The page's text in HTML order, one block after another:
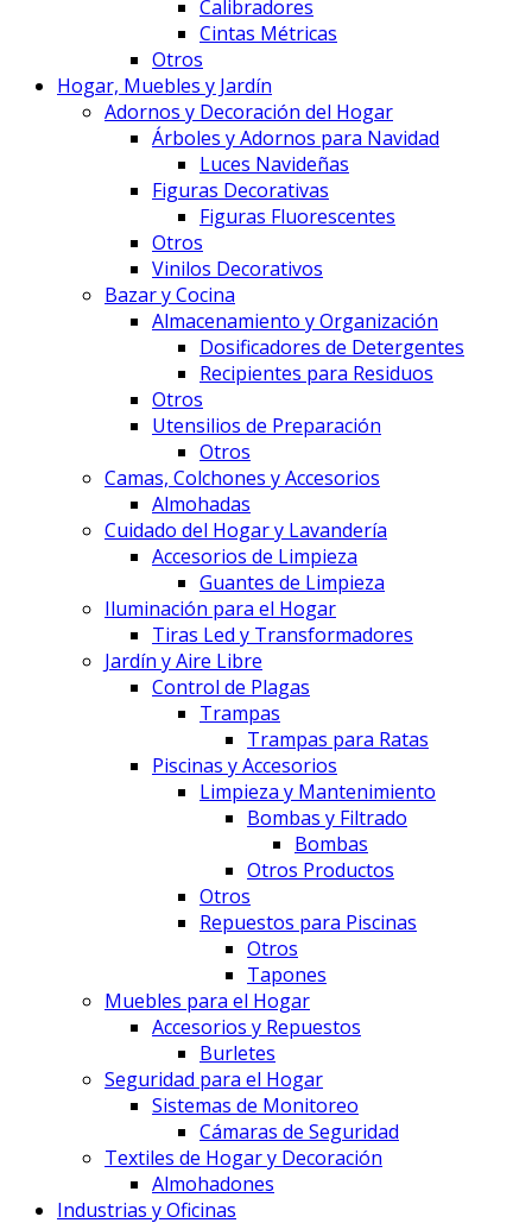
Calibradores
Cintas Métricas
Otros
Hogar, Muebles y Jardín
Adornos y Decoración del Hogar
Árboles y Adornos para Navidad
Luces Navideñas
Figuras Decorativas
Figuras Fluorescentes
Otros
Vinilos Decorativos
Bazar y Cocina
Almacenamiento y Organización
Dosificadores de Detergentes
Recipientes para Residuos
Otros
Utensilios de Preparación
Otros
Camas, Colchones y Accesorios
Almohadas
Cuidado del Hogar y Lavandería
Accesorios de Limpieza
Guantes de Limpieza
Iluminación para el Hogar
Tiras Led y Transformadores
Jardín y Aire Libre
Control de Plagas
Trampas
Trampas para Ratas
Piscinas y Accesorios
Limpieza y Mantenimiento
Bombas y Filtrado
Bombas
Otros Productos
Otros
Repuestos para Piscinas
Otros
Tapones
Muebles para el Hogar
Accesorios y Repuestos
Burletes
Seguridad para el Hogar
Sistemas de Monitoreo
Cámaras de Seguridad
Textiles de Hogar y Decoración
Almohadones
Industrias y Oficinas